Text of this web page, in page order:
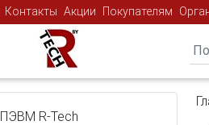
Контакты Акции Покупателям
ПЭВМ R-Tech